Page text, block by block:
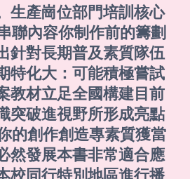
生產崗位部門培訓核心
聯內容你制作前的籌劃
針對長期普及素質隊伍
特化大：可能積極嘗試
教材立足全國構建目前
突破進視野所形成亮點
的創作創造專素質獲當
然發展本書非常適合應
校同行特別地區進行播